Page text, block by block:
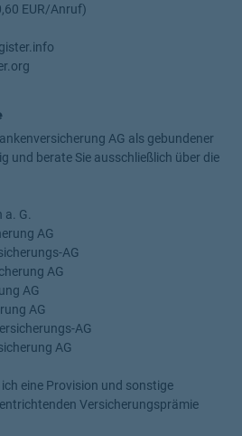
EUR/Anruf)
AG als gebundener
und berate Sie ausschließlich über die
G.
AG
AG
AG
AG
AG
AG
AG
eine Provision und sonstige
Versicherungsprämie